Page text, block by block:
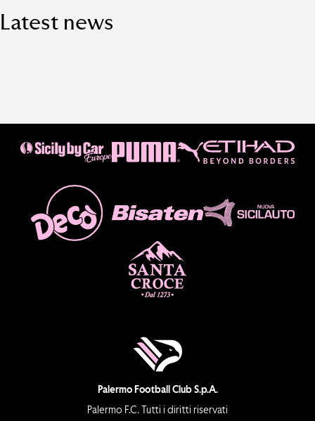
Latest news
Palermo Football Club S.p.A.
Palermo F.C. Tutti i diritti riservati